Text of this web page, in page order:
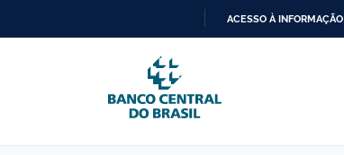
PARA
O
CONTEÚDO
ACESSO À INFORMAÇÃO